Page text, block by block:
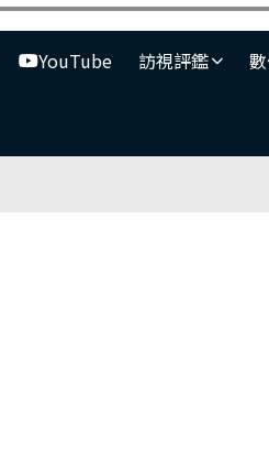
YouTube 訪視評鑑